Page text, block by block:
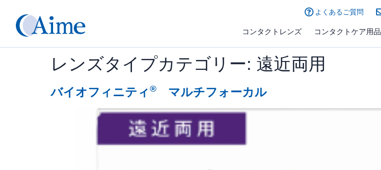
よくあるご質問
コンタクトレンズ コンタクトケア用品
レンズタイプカテゴリー: 遠近両用
バイオフィニティ ® マルチフォーカル